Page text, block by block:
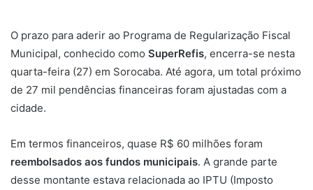
O prazo para aderir ao Programa de Regularização Fiscal
Municipal, conhecido como SuperRefis, encerra-se nesta
quarta-feira (27) em Sorocaba. Até agora, um total próximo
de 27 mil pendências financeiras foram ajustadas com a
cidade.
Em termos financeiros, quase R$ 60 milhões foram
reembolsados aos fundos municipais. A grande parte
desse montante estava relacionada ao IPTU (Imposto